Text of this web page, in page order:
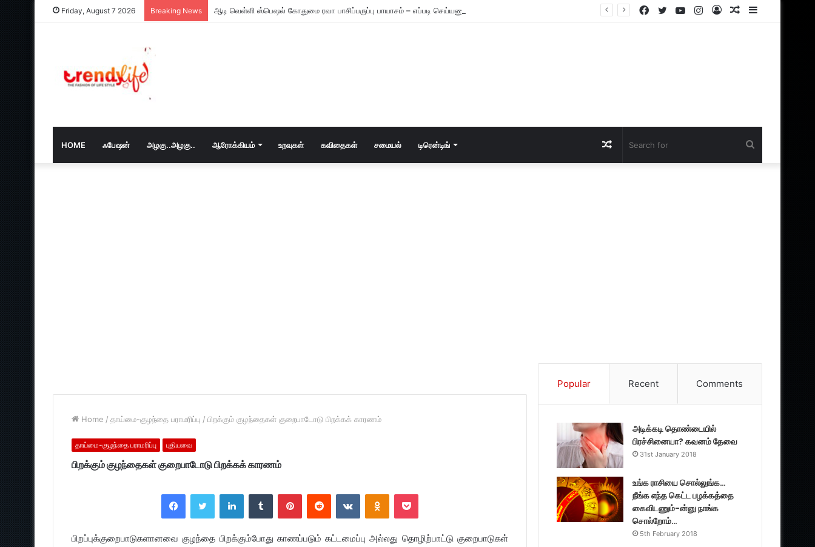
Friday, August 7 2026 Breaking News ஆடி வெள்ளி ஸ்பெஷல் கோதுமை ரவா பாசிப்பருப்பு பாயாசம் – எப்படி செய்யணும் தெரியுமா? Sidebar
Random
Log
Instagram
YouTube
Twitter
Facebook
HOME ஃபேஷன் அழகு..அழகு.. ஆரோக்கியம் உறவுகள் கவிதைகள் சமையல் டிரென்டிங் Random
Home / தாய்மை-குழந்தை பராமரிப்பு / பிறக்கும் குழந்தைகள் குறைபாடோடு பிறக்கக் காரணம்
தாய்மை-குழந்தை பராமரிப்பு புதியவை
பிறக்கும் குழந்தைகள் குறைபாடோடு பிறக்கக் காரணம்
FacebookTwitter LinkedInTumblr PinterestReddit VKontakteOdnoklassniki
Pocket
பிறப்புக்குறைபாடுகளானவை குழந்தை பிறக்கும்போது காணப்படும் கட்டமைப்பு அல்லது தொழிற்பாட்டு குறைபாடுகள்
Popular Recent Comments
அடிக்கடி தொண்டையில்
பிரச்சினையா? கவனம் தேவை
31st January 2018
உங்க ராசியை சொல்லுங்க…
நீங்க எந்த கெட்ட பழக்கத்தை
கைவிடணும்-ன்னு நாங்க
சொல்றோம்…
5th February 2018